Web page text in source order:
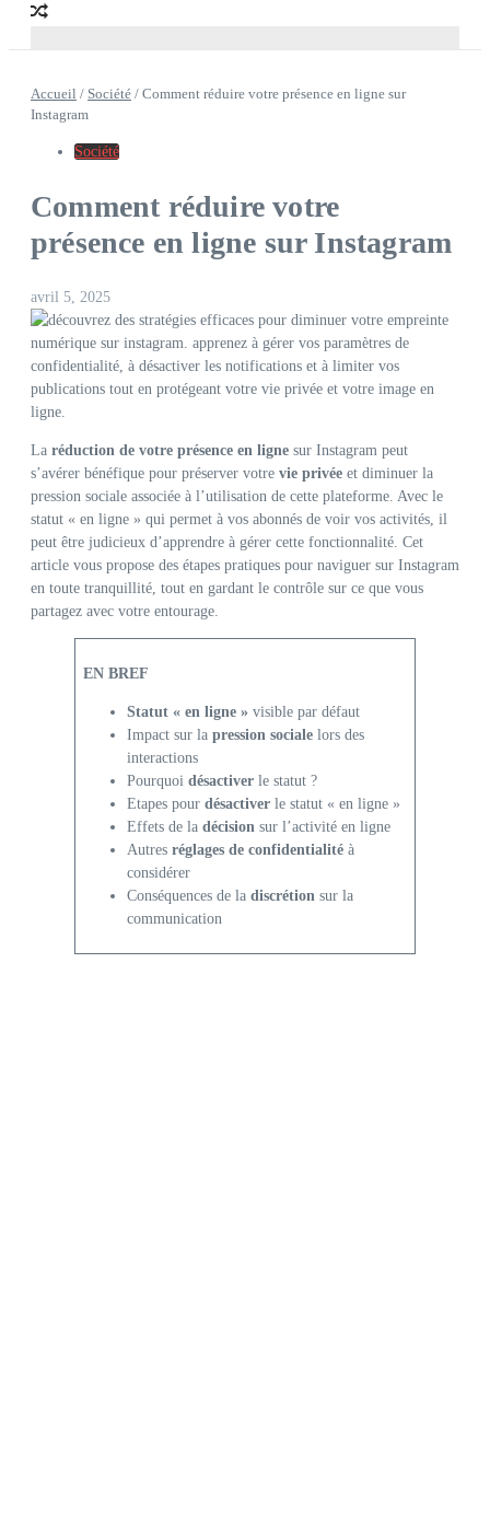
Accueil / Société / Comment réduire votre présence en ligne sur
Instagram
Société
Comment réduire votre
présence en ligne sur Instagram
avril 5, 2025
La réduction de votre présence en ligne sur Instagram peut
s’avérer bénéfique pour préserver votre vie privée et diminuer la
pression sociale associée à l’utilisation de cette plateforme. Avec le
statut « en ligne » qui permet à vos abonnés de voir vos activités, il
peut être judicieux d’apprendre à gérer cette fonctionnalité. Cet
article vous propose des étapes pratiques pour naviguer sur Instagram
en toute tranquillité, tout en gardant le contrôle sur ce que vous
partagez avec votre entourage.
EN BREF
Statut « en ligne » visible par défaut
Impact sur la pression sociale lors des
interactions
Pourquoi désactiver le statut ?
Etapes pour désactiver le statut « en ligne »
Effets de la décision sur l’activité en ligne
Autres réglages de confidentialité à
considérer
Conséquences de la discrétion sur la
communication